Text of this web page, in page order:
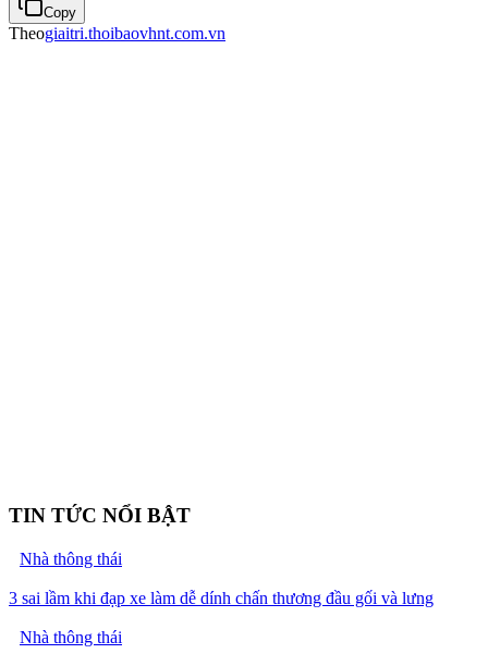
Copy
Theogiaitri.thoibaovhnt.com.vn
TIN TỨC NỔI BẬT
Nhà thông thái
3 sai lầm khi đạp xe làm dễ dính chấn thương đầu gối và lưng
Nhà thông thái